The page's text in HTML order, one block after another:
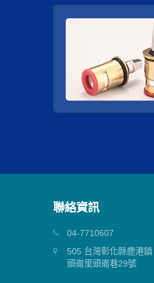
聯絡資訊
04-7710607
505 台灣彰化縣鹿港鎮
頭崙里頭崙巷29號
25mm
25mm 上
彈性。